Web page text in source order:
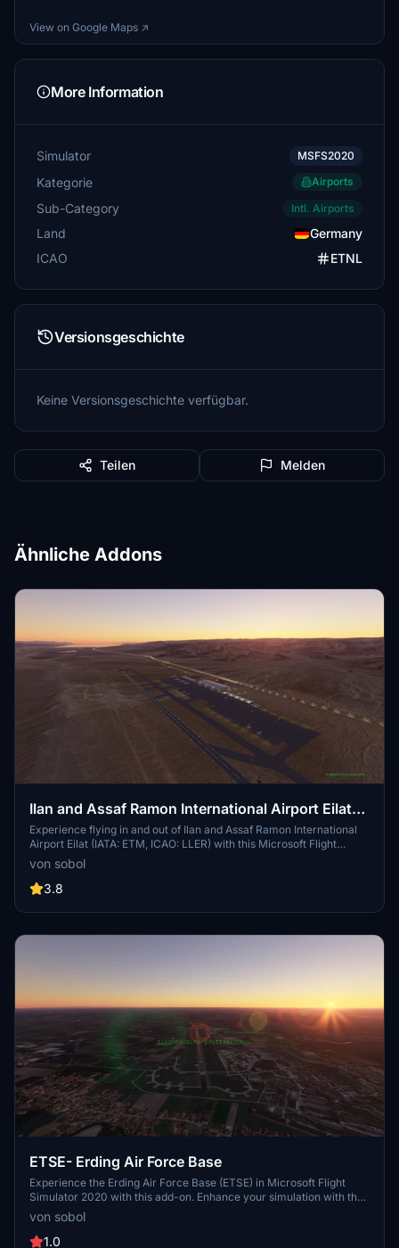
View on Google Maps ↗
More Information
Simulator MSFS2020
Kategorie Airports
Sub-Category Intl. Airports
Land
Germany
ICAO
ETNL
Versionsgeschichte
Keine Versionsgeschichte verfügbar.
Teilen Melden
Ähnliche Addons
Ilan and Assaf Ramon International Airport Eilat-
LLER
Experience flying in and out of Ilan and Assaf Ramon International
Airport Eilat (IATA: ETM, ICAO: LLER) with this Microsoft Flight
Simulator add-on.
von sobol
3.8
ETSE- Erding Air Force Base
Experience the Erding Air Force Base (ETSE) in Microsoft Flight
Simulator 2020 with this add-on. Enhance your simulation with the
detailed representation of this military airfield. Dont forget to
download the additional aerial photos for a complete airport
experience.
von sobol
1.0